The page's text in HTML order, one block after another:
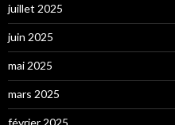
juillet 2025
juin 2025
mai 2025
mars 2025
février 2025